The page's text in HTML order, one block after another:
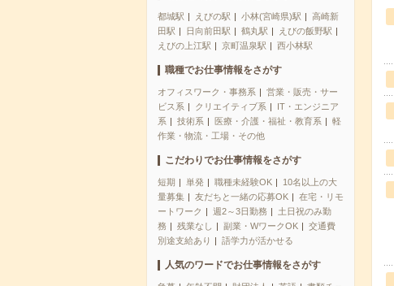
都城駅 えびの駅 小林(宮崎県)駅
高崎新
田駅
日向前田駅 鶴丸駅
えびの飯野駅
えびの上江駅
京町温泉駅 西小林駅
職種でお仕事情報をさがす
オフィスワーク・事務系
営業・販売・サー
ビス系
クリエイティブ系
IT・エンジニア
系
技術系 医療・介護・福祉・教育系
軽
作業・物流・工場・その他
こだわりでお仕事情報をさがす
短期 単発 職種未経験OK
10名以上の大
量募集
友だちと一緒の応募OK
在宅・リモ
ートワーク
週2～3日勤務
土日祝のみ勤
務
残業なし 副業・WワークOK
交通費
別途支給あり
語学力が活かせる
人気のワードでお仕事情報をさがす